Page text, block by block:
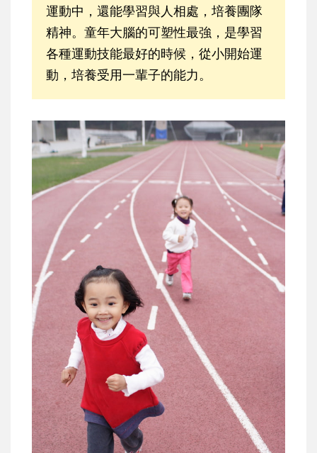
運動中，還能學習與人相處，培養團隊
精神。童年大腦的可塑性最強，是學習
各種運動技能最好的時候，從小開始運
動，培養受用一輩子的能力。